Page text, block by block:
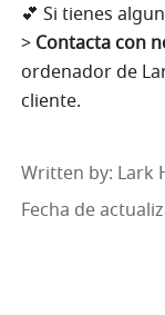
💕 Si tienes
> Contacta con
ordenador de
cliente.
Written by: Lark
Fecha de